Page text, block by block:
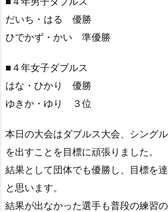
だいち・はる 優勝
ひでかず・かい 準優勝
■４年女子ダブルス
はな・ひかり 優勝
ゆきか・ゆり ３位
本日の大会はダブルス大会、シング
を出すことを目標に頑張りました。
結果として団体でも優勝し、目標を
と思います。
結果が出なかった選手も普段の練習